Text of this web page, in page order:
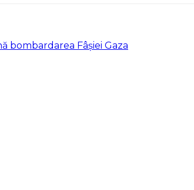
bombardarea Fâşiei Gaza